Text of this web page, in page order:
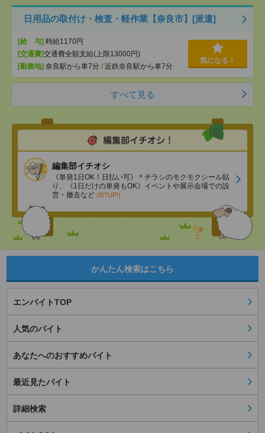
日用品の取付け・検査・軽作業【奈良市】[派遣]
[給 与] 時給1170円
[交通費]交通費全額支給(上限13000円)
[勤務地] 奈良駅から車7分 / 近鉄奈良駅から車7分
気になる！
すべて見る
編集部イチオシ
《単発1日OK！日払い可》＊チラシのモクモクシール貼
り、《1日だけの単発もOK》イベントや展示会場での設
営・撤去など (8/7UP!)
かんたん検索はこちら
エンバイトTOP
人気のバイト
あなたへのおすすめバイト
最近見たバイト
詳細検索